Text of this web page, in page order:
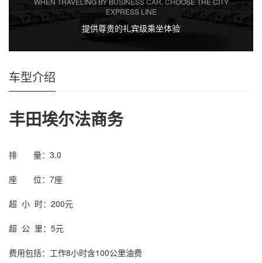
EXPRESS LINE
提供尊贵的礼宾级乘坐体验
车型介绍
丰田埃尔法商务
排 量： 3.0
座 位： 7座
超 小 时： 200元
超 公 里： 5元
费用包括： 工作8小时含100公里油费